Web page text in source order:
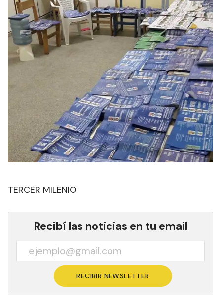
TERCER MILENIO
Recibí las noticias en tu email
RECIBIR NEWSLETTER